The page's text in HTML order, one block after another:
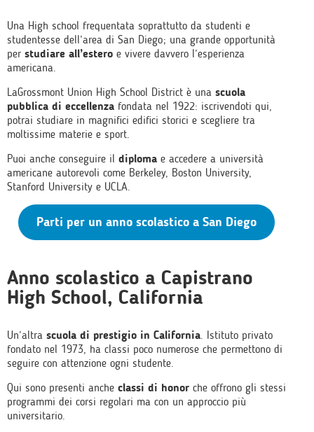
Una High school frequentata soprattutto da studenti e
studentesse dell’area di San Diego; una grande opportunità
per studiare all’estero e vivere davvero l’esperienza
americana.
LaGrossmont Union High School District è una scuola
pubblica di eccellenza fondata nel 1922: iscrivendoti qui,
potrai studiare in magnifici edifici storici e scegliere tra
moltissime materie e sport.
Puoi anche conseguire il diploma e accedere a università
americane autorevoli come Berkeley, Boston University,
Stanford University e UCLA.
Parti per un anno scolastico a San Diego
Anno scolastico a Capistrano
High School, California
Un’altra scuola di prestigio in California . Istituto privato
fondato nel 1973, ha classi poco numerose che permettono di
seguire con attenzione ogni studente.
Qui sono presenti anche classi di honor che offrono gli stessi
programmi dei corsi regolari ma con un approccio più
universitario.